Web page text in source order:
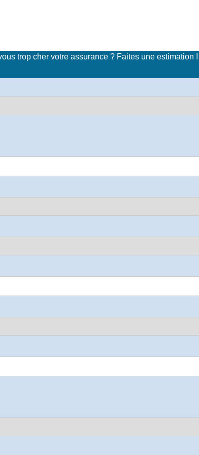
trop cher votre assurance ? Faites une estimation !